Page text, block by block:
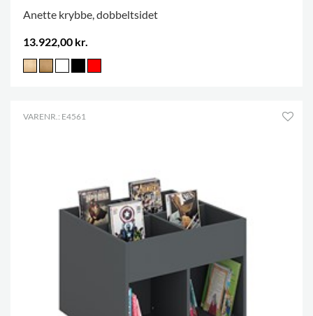
Anette krybbe, dobbeltsidet
13.922,00 kr.
VARENR.: E4561